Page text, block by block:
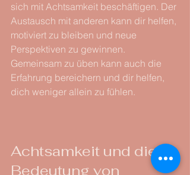
sich mit Achtsamkeit beschäftigen. Der
Austausch mit anderen kann dir helfen,
motiviert zu bleiben und neue
Perspektiven zu gewinnen.
Gemeinsam zu üben kann auch die
Erfahrung bereichern und dir helfen,
dich weniger allein zu fühlen.
Achtsamkeit und die
Bedeutung von